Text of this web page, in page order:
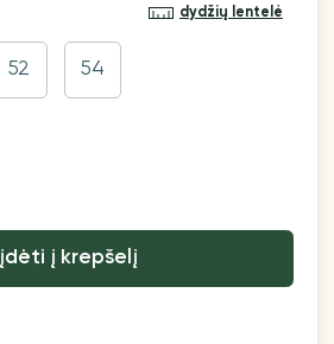
dydžių lentelė
52 54
įdėti į krepšelį